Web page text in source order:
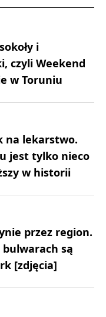
i
czyli Weekend
w Toruniu
na lekarstwo.
jest tylko nieco
w historii
przez region.
bulwarach są
[zdjęcia]